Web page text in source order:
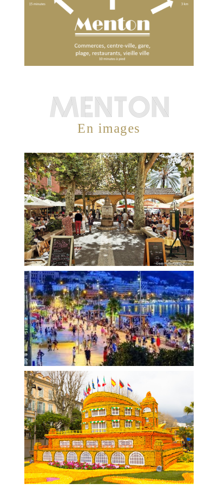
MENTON
En images